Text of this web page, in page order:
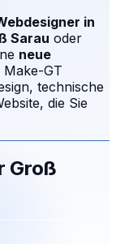
in
Sarau oder
neue
Make-GT
technische
die Sie
Groß